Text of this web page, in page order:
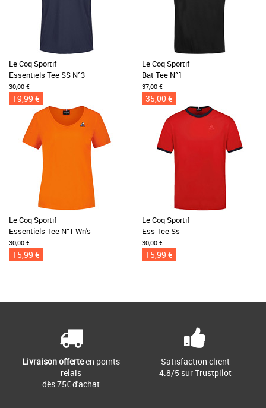
Le Coq Sportif
Essentiels Tee SS N°3
30,00 €
19,99 €
Le Coq Sportif
Bat Tee N°1
37,00 €
35,00 €
Le Coq Sportif
Essentiels Tee N°1 Wn's
30,00 €
15,99 €
Le Coq Sportif
Ess Tee Ss
30,00 €
15,99 €
Livraison offerteen points
relais
dès 75€ d'achat
Satisfaction client
4.8/5 sur Trustpilot